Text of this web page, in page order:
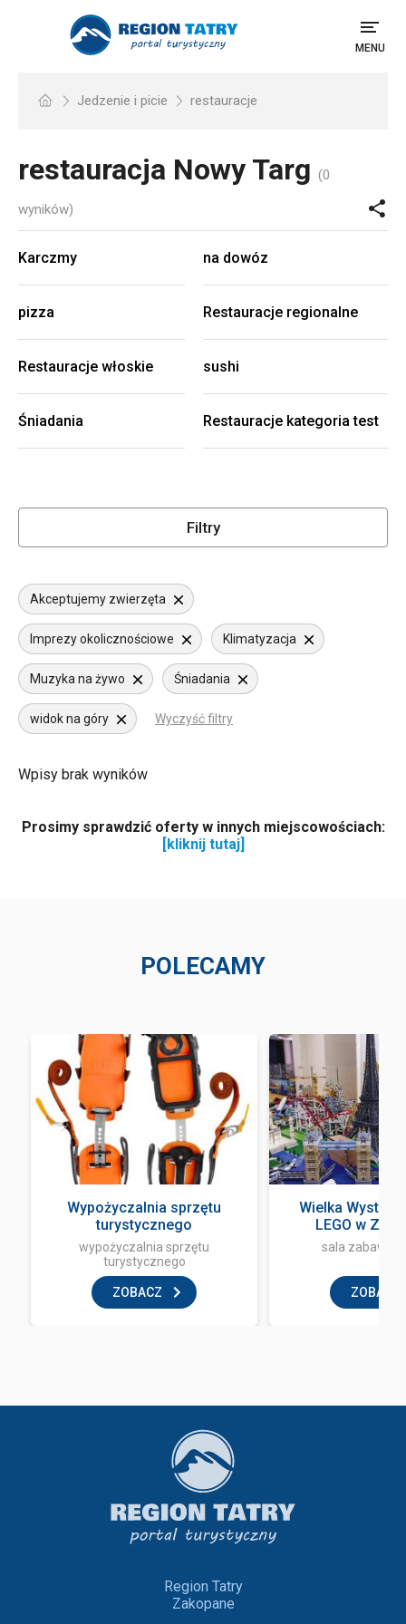
MENU
Jedzenie i picie restauracje
restauracja Nowy Targ (0
wyników)
Karczmy na dowóz
pizza Restauracje regionalne
Restauracje włoskie sushi
Śniadania Restauracje kategoria test
Filtry
Akceptujemy zwierzęta
Imprezy okolicznościowe Klimatyzacja
Muzyka na żywo Śniadania
widok na góry Wyczyść filtry
Wpisy brak wyników
Prosimy sprawdzić oferty w innych miejscowościach:
[kliknij tutaj]
POLECAMY
Wypożyczalnia sprzętu
turystycznego
wypożyczalnia sprzętu
turystycznego
ZOBACZ
Wielka
LEGO w
sala zabaw
ZOBACZ
Region Tatry
Zakopane